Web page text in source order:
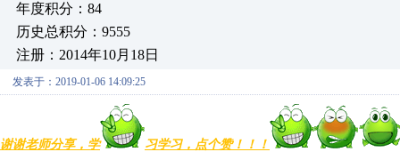
年度积分：84
历史总积分：9555
注册：2014年10月18日
发表于：2019-01-06 14:09:25
谢谢老师分享，学 习学习，点个赞！！！